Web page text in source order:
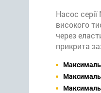
Насос
високого
через
прикрита